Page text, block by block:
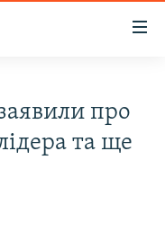
про
та ще